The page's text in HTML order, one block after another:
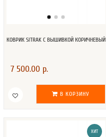
КОВРИК SITRAK С ВЫШИВКОЙ КОРИЧНЕВЫЙ
7 500.00 р.
В КОРЗИНУ
ХИТ